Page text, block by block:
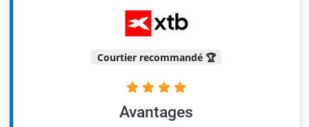
Courtier recommandé 🏆
Avantages